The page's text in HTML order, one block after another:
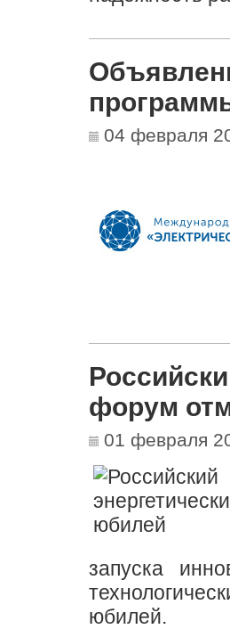
04 февраля
форум
01 февраля
запуска
юбилей.